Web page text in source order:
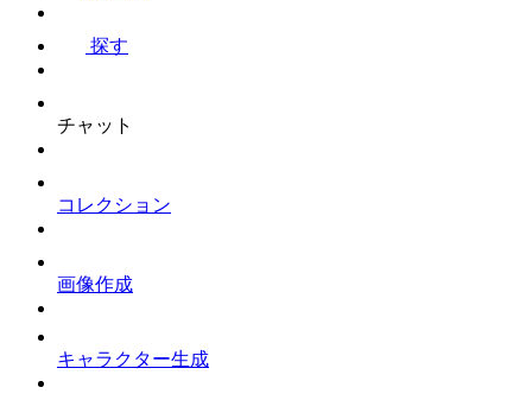
探す
チャット
コレクション
画像作成
キャラクター生成